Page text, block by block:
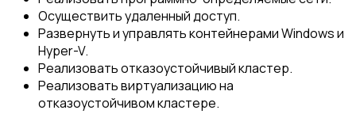
Осуществить удаленный доступ.
Развернуть и управлять контейнерами Windows и
Hyper-V.
Реализовать отказоустойчивый кластер.
Реализовать виртуализацию на
отказоустойчивом кластере.